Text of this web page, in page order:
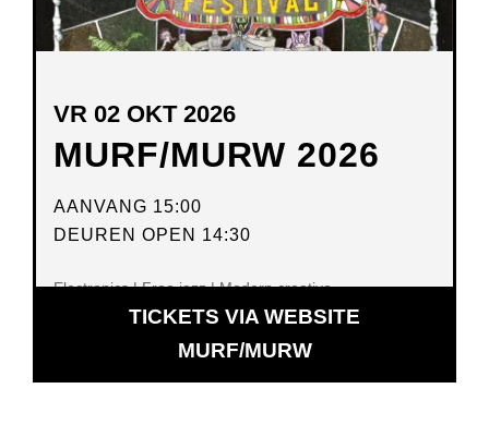
MURF/MURW 2026
VR 02 OKT 2026
AANVANG 15:00
DEUREN OPEN 14:30
Electronics | Free jazz | Modern creative
TICKETS VIA WEBSITE
MURF/MURWOPENT
IN